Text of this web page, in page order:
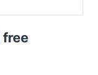
free